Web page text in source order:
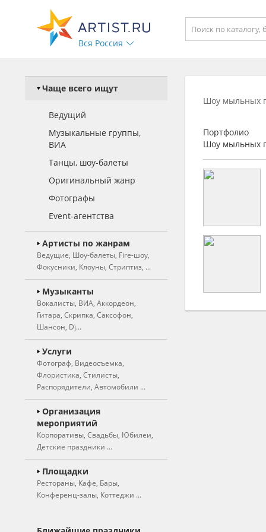
Вся Россия
Чаще всего ищут
Ведущий
Музыкальные группы,
ВИА
Танцы, шоу-балеты
Оригинальный жанр
Фотографы
Event-агентства
Артисты по жанрам
Ведущие, Шоу-балеты, Fire-шоу,
Фокусники, Клоуны, Стриптиз, ...
Ведущие
Свадебные ведущие
Тамада
Юмористы
Актеры театра
Артисты цирка
Двойники, Пародисты
Иллюзионисты,
фокусники
Оригинальный жанр
Клоуны
Живые статуи
Ростовые куклы
Музыканты
Вокалисты, ВИА, Аккордеон,
Гитара, Скрипка, Саксофон,
Шансон, Dj...
Вокалисты
Вокалистки
Вокальные группы,
дуэты
Музыкальные группы,
ВИА
Инструментальные
коллективы, оркестры
Аккордеон
Арфа
Услуги
Фотограф, Видеосъемка,
Флористика, Стилисты,
Распорядители, Автомобили ...
Фотограф, фотосъемка
Видеосъемка
Художники, шаржисты
Фотокабинка, фотобудка
Флористика
(оформление цветами)
оформление зала
Организация
мероприятий
Корпоративы, Свадьбы, Юбилеи,
Детские праздники ...
Частные мероприятия
Корпоративные
мероприятия
Площадки
Рестораны, Кафе, Бары,
Конференц-залы, Коттеджи ...
Шоу мыльных
Портфолио
Шоу мыльных